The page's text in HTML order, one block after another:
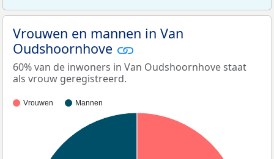
Vrouwen en mannen in Van
Oudshoornhove
60% van de inwoners in Van Oudshoornhove staat
als vrouw geregistreerd.
Vrouwen Mannen